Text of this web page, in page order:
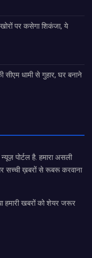
पर कसेगा शिकंजा, ये
धामी से गुहार, घर बनाने
पोर्टल है. हमारा असली
सच्ची ख़बरों से रूबरू करवाना
हमारी खबरों को शेयर जरूर